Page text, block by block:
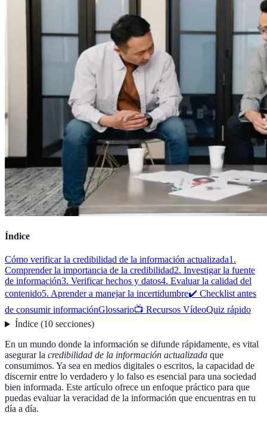
Índice
Cómo verificar la credibilidad de la información actualizada1.
Comprender la importancia de la credibilidad2. Investigar la fuente
de información3. Verificar hechos y datos4. Evaluar la calidad del
contenido5. Aprender a manejar la incertidumbre✔️ Checklist antes
de consumir informaciónGlossario📺 Recursos VídeoQuiz rápido
Índice(10 secciones)
En un mundo donde la información se difunde rápidamente, es vital
asegurar la credibilidad de la información actualizada que
consumimos. Ya sea en medios digitales o escritos, la capacidad de
discernir entre lo verdadero y lo falso es esencial para una sociedad
bien informada. Este artículo ofrece un enfoque práctico para que
puedas evaluar la veracidad de la información que encuentras en tu
día a día.